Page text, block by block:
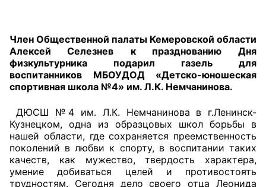
OPKO42@BK.RU
ОБРАТНАЯ СВЯЗЬ
Главная
Член Общественной палаты Кемеровской области
Алексей Селезнев
к празднованию
Дня
физкультурника подарил газель для
воспитанников МБОУДОД «Детско-юношеская
спортивная школа №4» им. Л.К. Немчанинова.
ДЮСШ №4 им. Л.К. Немчанинова в г.Ленинск-
Кузнецком, одна из образцовых школ борьбы в
нашей области, где сохраняется преемственность
поколений в любви к спорту, в воспитании таких
качеств, как мужество, твердость характера,
умение добиваться целей и противостоять
трудностям. Сегодня дело своего отца Леонида